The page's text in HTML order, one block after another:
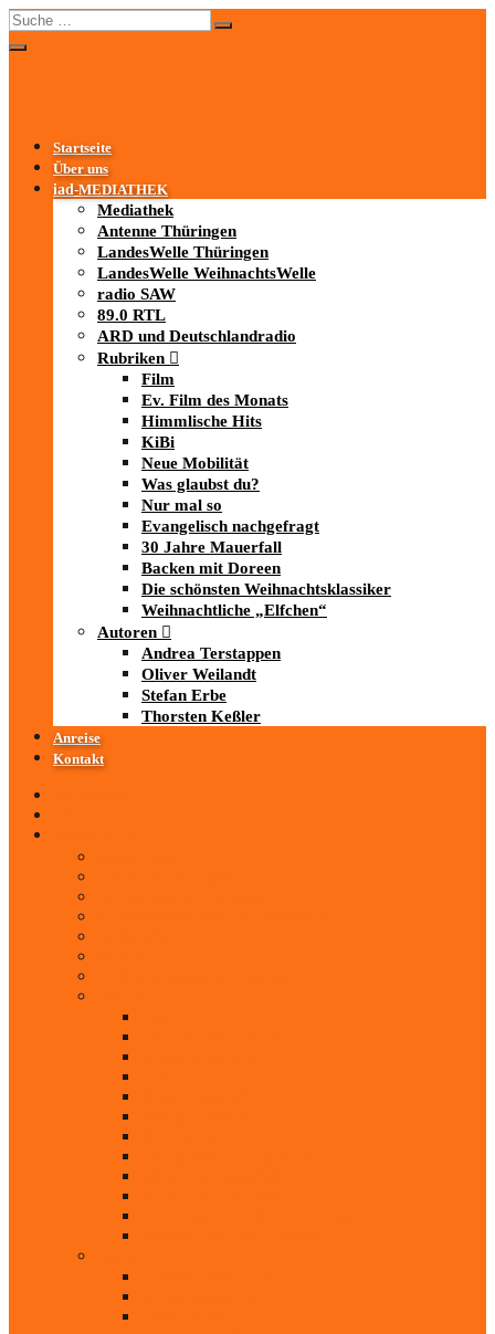
Startseite
Über uns
iad-MEDIATHEK
Mediathek
Antenne Thüringen
LandesWelle Thüringen
LandesWelle WeihnachtsWelle
radio SAW
89.0 RTL
ARD und Deutschlandradio
Rubriken
Film
Ev. Film des Monats
Himmlische Hits
KiBi
Neue Mobilität
Was glaubst du?
Nur mal so
Evangelisch nachgefragt
30 Jahre Mauerfall
Backen mit Doreen
Die schönsten Weihnachtsklassiker
Weihnachtliche „Elfchen“
Autoren
Andrea Terstappen
Oliver Weilandt
Stefan Erbe
Thorsten Keßler
Anreise
Kontakt